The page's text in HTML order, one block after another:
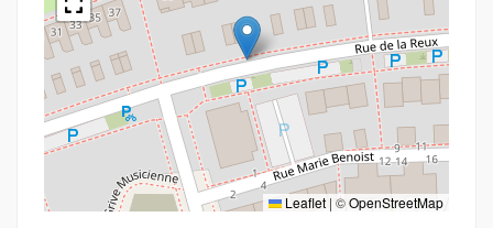
Leaflet | ©OpenStreetMap